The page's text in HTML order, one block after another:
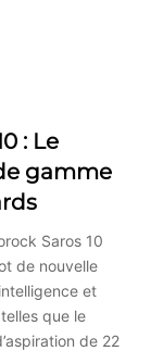
: Le
gamme
Saros 10
de nouvelle
et
que le
de 22